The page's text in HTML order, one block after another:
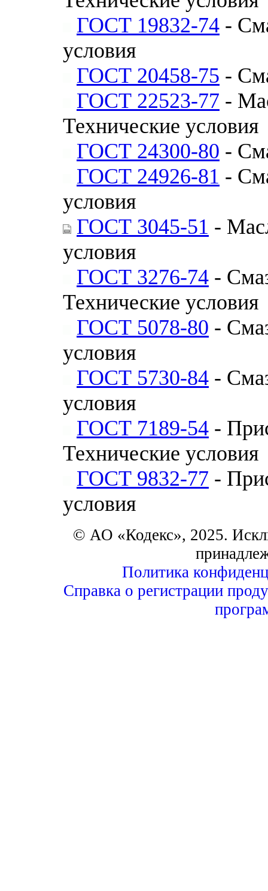
ГОСТ 19832-74 -
условия
ГОСТ 20458-75 -
ГОСТ 22523-77 -
Технические условия
ГОСТ 24300-80 -
ГОСТ 24926-81 -
условия
ГОСТ 3045-51 -
условия
ГОСТ 3276-74 -
Технические условия
ГОСТ 5078-80 -
условия
ГОСТ 5730-84 -
условия
ГОСТ 7189-54 -
Технические условия
ГОСТ 9832-77 -
условия
© АО «Кодекс», 2025.
Политика
Справка о регистрации